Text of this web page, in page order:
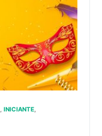
INICIANTE